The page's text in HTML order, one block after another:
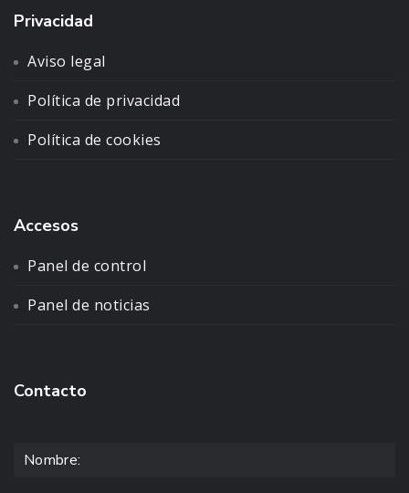
Privacidad
Aviso legal
Política de privacidad
Política de cookies
Accesos
Panel de control
Panel de noticias
Contacto